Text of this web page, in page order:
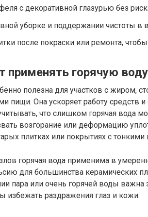
с декоративной глазурью без
уборке и поддержании чистоты в
после покраски или ремонта,
применять горячую воду
полезна для участков с жиром,
пищи. Она ускоряет работу средств
что слишком горячая вода
возгорание или деформацию
плитках или покрытиях с тонкими
горячая вода применима в
для большинства керамических
пара или очень горячей воды
избежать раздражения глаз и кожи.